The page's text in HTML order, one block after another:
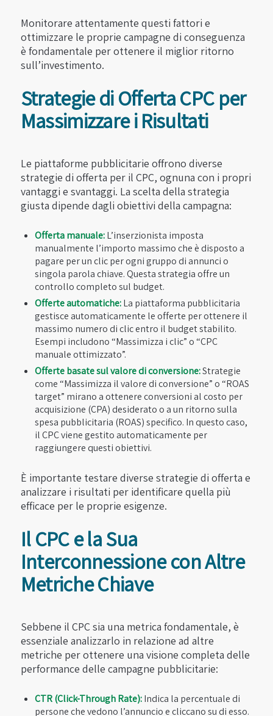
Monitorare attentamente questi fattori e
ottimizzare le proprie campagne di conseguenza
è fondamentale per ottenere il miglior ritorno
sull’investimento.
Strategie di Offerta CPC per
Massimizzare i Risultati
Le piattaforme pubblicitarie offrono diverse
strategie di offerta per il CPC, ognuna con i propri
vantaggi e svantaggi. La scelta della strategia
giusta dipende dagli obiettivi della campagna:
Offerta manuale:L’inserzionista imposta
manualmente l’importo massimo che è disposto a
pagare per un clic per ogni gruppo di annunci o
singola parola chiave. Questa strategia offre un
controllo completo sul budget.
Offerte automatiche:La piattaforma pubblicitaria
gestisce automaticamente le offerte per ottenere il
massimo numero di clic entro il budget stabilito.
Esempi includono “Massimizza i clic” o “CPC
manuale ottimizzato”.
Offerte basate sul valore di conversione:Strategie
come “Massimizza il valore di conversione” o “ROAS
target” mirano a ottenere conversioni al costo per
acquisizione (CPA) desiderato o a un ritorno sulla
spesa pubblicitaria (ROAS) specifico. In questo caso,
il CPC viene gestito automaticamente per
raggiungere questi obiettivi.
È importante testare diverse strategie di offerta e
analizzare i risultati per identificare quella più
efficace per le proprie esigenze.
Il CPC e la Sua
Interconnessione con Altre
Metriche Chiave
Sebbene il CPC sia una metrica fondamentale, è
essenziale analizzarlo in relazione ad altre
metriche per ottenere una visione completa delle
performance delle campagne pubblicitarie:
CTR (Click-Through Rate):Indica la percentuale di
persone che vedono l’annuncio e cliccano su di esso.